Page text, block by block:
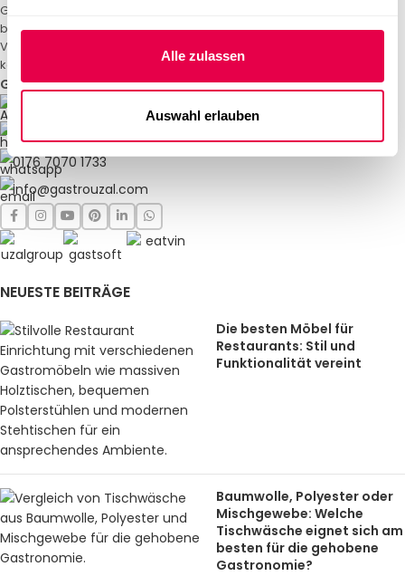
Alle zulassen
Auswahl erlauben
Gastro Uzal – Ihr Spezialist für Gastronomiemöbel und -textilien. Wir
bieten maßgeschneiderte Lösungen für Restaurants, Hotels und
Veranstaltungen. Qualität und Service, auf die Sie sich verlassen
können.
Gastro Uzal GmbH & Co. KG
Falderbaumstr. 25, DE-34123 Kassel / Germany
Hotline: 056131741361
0176 7070 1733
info@gastrouzal.com
NEUESTE BEITRÄGE
Die besten Möbel für
Restaurants: Stil und
Funktionalität vereint
Baumwolle, Polyester oder
Mischgewebe: Welche
Tischwäsche eignet sich am
besten für die gehobene
Gastronomie?